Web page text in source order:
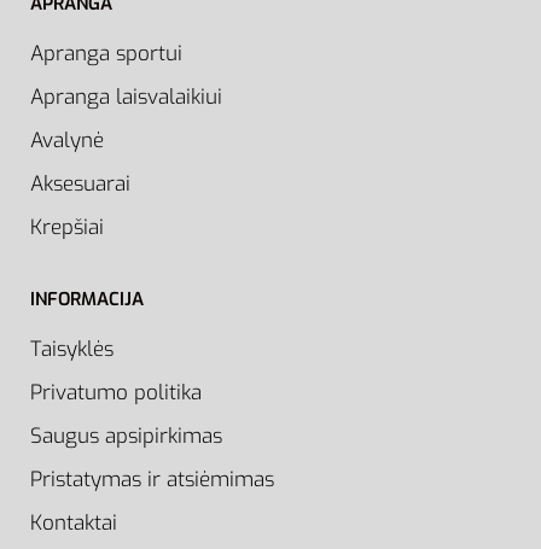
Apranga sportui
Apranga laisvalaikiui
Avalynė
Aksesuarai
Krepšiai
INFORMACIJA
Taisyklės
Privatumo politika
Saugus apsipirkimas
Pristatymas ir atsiėmimas
Kontaktai